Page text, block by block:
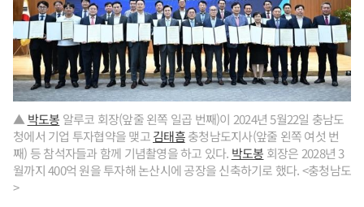
▲박도봉 알루코 회장(앞줄 왼쪽 일곱 번째)이 2024년 5월22일 충남도
청에서 기업 투자협약을 맺고김태흠충청남도지사(앞줄 왼쪽 여섯 번
째) 등 참석자들과 함께 기념촬영을 하고 있다. 박도봉 회장은 2028년 3
월까지 400억 원을 투자해 논산시에 공장을 신축하기로 했다. <충청남도
>